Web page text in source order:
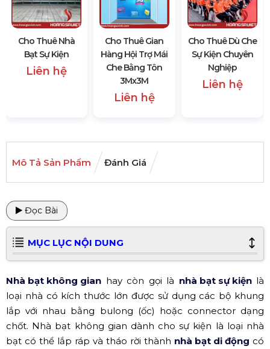
Cho Thuê Nhà
Bạt Sự Kiện
Liên hệ
Cho Thuê Gian
Hàng Hội Trợ Mái
Che Bằng Tôn
3Mx3M
Liên hệ
Cho Thuê Dù Che
Sự Kiện Chuyên
Nghiệp
Liên hệ
Mô Tả Sản Phẩm Đánh Giá
Đọc Bài
MỤC LỤC NỘI DUNG
Nhà bạt không gian hay còn gọi là nhà bạt sự kiệnlà
loại nhà có kích thước lớn được sử dụng các bộ khung
lắp với nhau bằng bulong (ốc) hoặc connector dạng
chốt. Nhà bạt không gian dành cho sự kiện là loại nhà
bạt có thể lắp ráp và tháo rời thành nhà bạt di động có